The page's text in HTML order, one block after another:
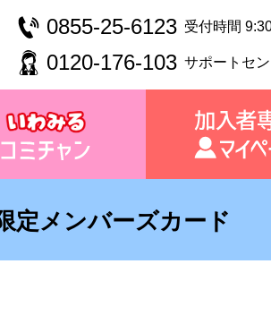
0855-25-6123 受付時間
0120-176-103 サポートセ
定メンバーズカード